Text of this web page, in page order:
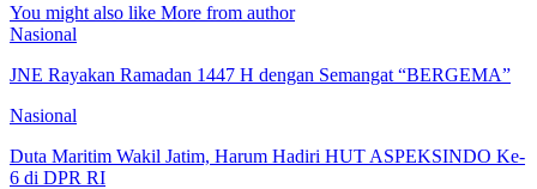
You might also like More from author
Nasional
JNE Rayakan Ramadan 1447 H dengan Semangat “BERGEMA”
Nasional
Duta Maritim Wakil Jatim, Harum Hadiri HUT ASPEKSINDO Ke-
6 di DPR RI